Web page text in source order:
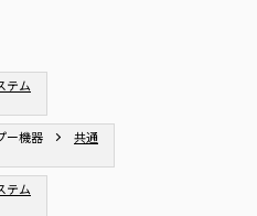
テム
ー機器 共通
テム